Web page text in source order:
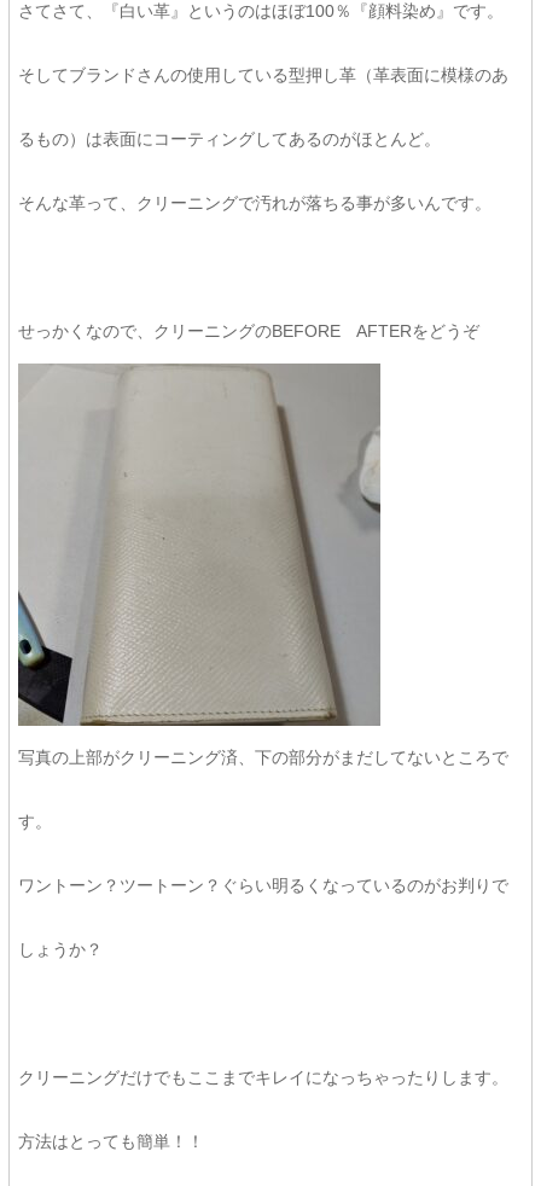
さてさて、『白い革』というのはほぼ100％『顔料染め』です。
そしてブランドさんの使用している型押し革（革表面に模様のあ
るもの）は表面にコーティングしてあるのがほとんど。
そんな革って、クリーニングで汚れが落ちる事が多いんです。
せっかくなので、クリーニングのBEFORE AFTERをどうぞ
写真の上部がクリーニング済、下の部分がまだしてないところで
す。
ワントーン？ツートーン？ぐらい明るくなっているのがお判りで
しょうか？
クリーニングだけでもここまでキレイになっちゃったりします。
方法はとっても簡単！！